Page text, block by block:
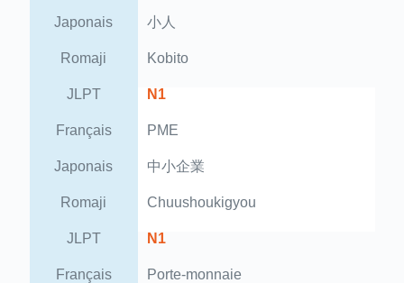
Japonais 小人
Romaji Kobito
JLPT N1
Français PME
Japonais 中小企業
Romaji Chuushoukigyou
JLPT N1
Français Porte-monnaie